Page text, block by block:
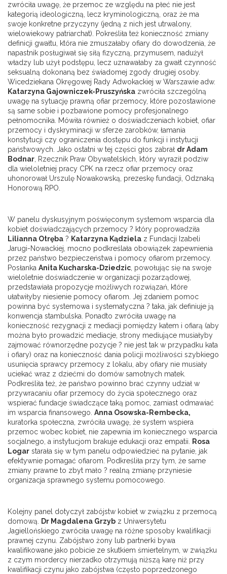
zwróciła uwagę, że przemoc ze względu na płeć nie jest
kategorią ideologiczną, lecz kryminologiczną, oraz że ma
swoje konkretne przyczyny (jedną z nich jest utrwalony,
wielowiekowy patriarchat). Pokreśliła też konieczność zmiany
definicji gwałtu, która nie zmuszałaby ofiary do dowodzenia, że
napastnik posługiwał się siłą fizyczną, przymusem, nadużył
władzy lub użył podstępu, lecz uznawałaby za gwałt czynność
seksualną dokonaną bez świadomej zgody drugiej osoby.
Wicedziekana Okręgowej Rady Adwokackiej w Warszawie adw.
Katarzyna Gajowniczek-Pruszyńska zwróciła szczególną
uwagę na sytuację prawną ofiar przemocy, które pozostawione
są same sobie i pozbawione pomocy profesjonalnego
pełnomocnika. Mówiła również o doświadczeniach kobiet, ofiar
przemocy i dyskryminacji w sferze zarobków, łamania
konstytucji czy ograniczenia dostępu do funkcji i instytucji
państwowych. Jako ostatni w tej części głos zabrał dr Adam
Bodnar, Rzecznik Praw Obywatelskich, który wyraził podziw
dla wieloletniej pracy CPK na rzecz ofiar przemocy oraz
uhonorował Urszulę Nowakowską, prezeskę fundacji, Odznaką
Honorową RPO.
W panelu dyskusyjnym poświęconym systemom wsparcia dla
kobiet doświadczających przemocy ? który poprowadziła
Lilianna Otręba ? Katarzyna Kądziela z Fundacji Izabeli
Jarugi-Nowackiej, mocno podkreślała obowiązek zapewnienia
przez państwo bezpieczeństwa i pomocy ofiarom przemocy.
Posłanka Anita Kucharska-Dziedzic, powołując się na swoje
wieloletnie doświadczenie w organizacji pozarządowej,
przedstawiała propozycje możliwych rozwiązań, które
ułatwiłyby niesienie pomocy ofiarom. Jej zdaniem pomoc
powinna być systemowa i systematyczna ? taka, jak definiuje ją
konwencja stambulska. Ponadto zwróciła uwagę na
konieczność rezygnacji z mediacji pomiędzy katem i ofiarą (aby
można było prowadzić mediacje, strony mediujące musiałyby
zajmować równorzędne pozycje ? nie jest tak w przypadku kata
i ofiary) oraz na konieczność dania policji możliwości szybkiego
usunięcia sprawcy przemocy z lokalu, aby ofiary nie musiały
uciekać wraz z dziećmi do domów samotnych matek.
Podkreśliła też, że państwo powinno brać czynny udział w
przywracaniu ofiar przemocy do życia społecznego oraz
wspierać fundacje świadczące taką pomoc, zamiast odmawiać
im wsparcia finansowego. Anna Osowska-Rembecka,
kuratorka społeczna, zwróciła uwagę, że system wspiera
przemoc wobec kobiet, nie zapewnia im koniecznego wsparcia
socjalnego, a instytucjom brakuje edukacji oraz empatii. Rosa
Logar starała się w tym panelu odpowiedzieć na pytanie, jak
efektywnie pomagać ofiarom. Podkreśliła przy tym, że same
zmiany prawne to zbyt mało ? realną zmianę przyniesie
organizacja sprawnego systemu pomocowego.
Kolejny panel dotyczył zabójstw kobiet w związku z przemocą
domową. Dr Magdalena Grzyb z Uniwersytetu
Jagiellońskiego zwróciła uwagę na różne sposoby kwalifikacji
prawnej czynu. Zabójstwo żony lub partnerki bywa
kwalifikowane jako pobicie ze skutkiem śmiertelnym, w związku
z czym mordercy nierzadko otrzymują niższą karę niż przy
kwalifikacji czynu jako zabójstwa (często poprzedzonego